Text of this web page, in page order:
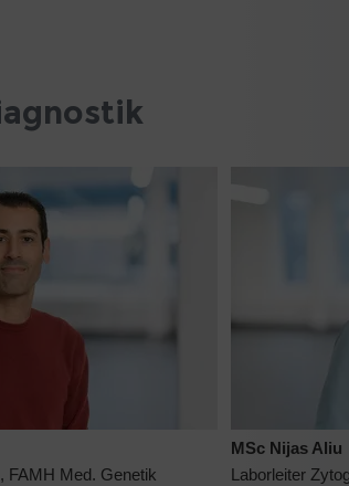
FAMH Med. Genetik
MSc Nijas Aliu
Laborleiter